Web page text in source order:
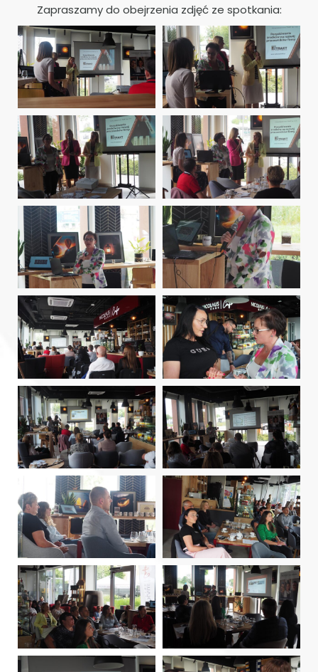
Zapraszamy do obejrzenia zdjęć ze spotkania: